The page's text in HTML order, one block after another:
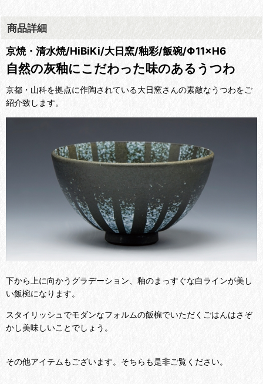
商品詳細
京焼・清水焼/HiBiKi/大日窯/釉彩/飯碗/Φ11×H6
自然の灰釉にこだわった味のあるうつわ
京都・山科を拠点に作陶されている大日窯さんの素敵なうつわをご
紹介致します。
下から上に向かうグラデーション、釉のまっすぐな白ラインが美し
い飯椀になります。
スタイリッシュでモダンなフォルムの飯椀でいただくごはんはさぞ
かし美味しいことでしょう。
その他アイテムもございます。そちらも是非ご覧ください。